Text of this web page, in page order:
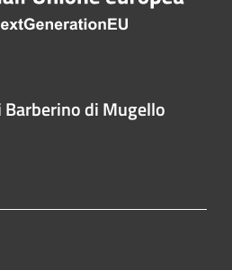
Barberino di Mugello